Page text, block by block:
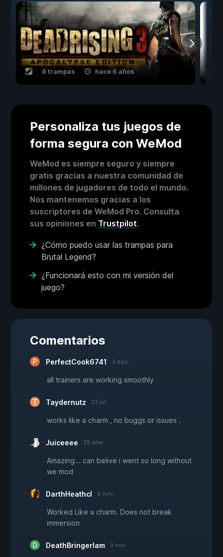
8 trampas hace 6 años
Personaliza tus juegos de
forma segura con WeMod
WeMod es siempre seguro y siempre
gratis gracias a nuestra comunidad de
millones de jugadores de todo el mundo.
Nos mantenemos gracias a los
suscriptores de WeMod Pro. Consulta
sus opiniones en Trustpilot.
¿Cómo puedo usar las trampas para
Brutal Legend?
¿Funcionará esto con mi versión del
juego?
Comentarios
PerfectCook6741 3 ago.
all trainers are working smoothly
Taydernutz 23 jul.
works like a charm , no buggs or issues .
Juiceeee 28 ene.
Amazing... can belive i went so long without
we mod
DarthHeathcl 6 nov.
Worked Like a charm. Does not break
immersion
DeathBringerIam 3 nov.